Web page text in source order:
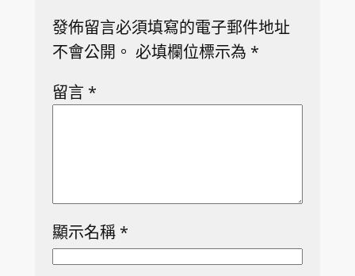
發佈留言必須填寫的電子郵件地址
不會公開。 必填欄位標示為 *
留言 *
顯示名稱 *